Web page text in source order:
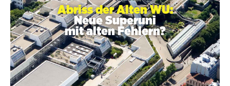
Abriss der Alten WU:
Neue Superuni
mit alten Fehlern?